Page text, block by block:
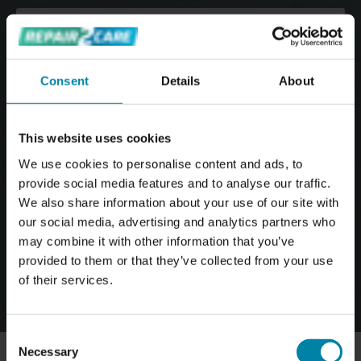
Consent Details About
This website uses cookies
We use cookies to personalise content and ads, to
provide social media features and to analyse our traffic.
We also share information about your use of our site with
our social media, advertising and analytics partners who
may combine it with other information that you’ve
provided to them or that they’ve collected from your use
of their services.
Consent
Selection
Necessary
SMART reparationer är utvecklade för att hålla och
säkerställa extremt hållbara och långvariga resultat.
MILJÖVÄNLIG
SMART-reparationer leder till tillfredsställande och nästan
osynliga resultat med färre resurser och minimalt avfall.